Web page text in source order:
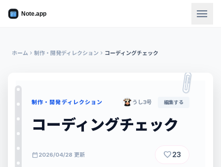
menu
ホーム chevron_right 制作・開発ディレクション chevron_right コーディングチェック
制作・開発ディレクション うし3号 編集する
コーディングチェック
calendar_today 2026/04/28 更新 favorite23